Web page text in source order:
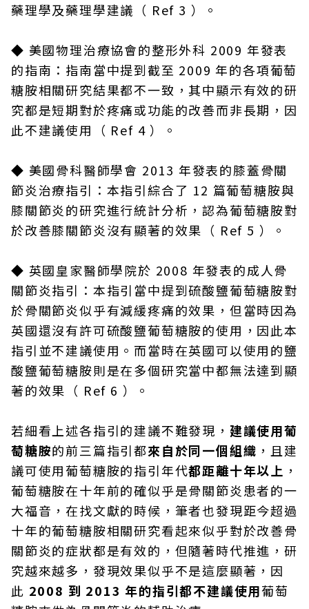
藥理學及藥理學建議（ Ref 3 ）。
◆ 美國物理治療協會的整形外科 2009 年發表
的指南：指南當中提到截至 2009 年的各項葡萄
糖胺相關研究結果都不一致，其中顯示有效的研
究都是短期對於疼痛或功能的改善而非長期，因
此不建議使用（ Ref 4 ）。
◆ 美國骨科醫師學會 2013 年發表的膝蓋骨關
節炎治療指引：本指引綜合了 12 篇葡萄糖胺與
膝關節炎的研究進行統計分析，認為葡萄糖胺對
於改善膝關節炎沒有顯著的效果（ Ref 5 ）。
◆ 英國皇家醫師學院於 2008 年發表的成人骨
關節炎指引：本指引當中提到硫酸鹽葡萄糖胺對
於骨關節炎似乎有減緩疼痛的效果，但當時因為
英國還沒有許可硫酸鹽葡萄糖胺的使用，因此本
指引並不建議使用。而當時在英國可以使用的鹽
酸鹽葡萄糖胺則是在多個研究當中都無法達到顯
著的效果（ Ref 6 ）。
若細看上述各指引的建議不難發現， 建議使用葡
萄糖胺的前三篇指引都來自於同一個組織 ，且建
議可使用葡萄糖胺的指引年代都距離十年以上 ，
葡萄糖胺在十年前的確似乎是骨關節炎患者的一
大福音，在找文獻的時候，筆者也發現距今超過
十年的葡萄糖胺相關研究看起來似乎對於改善骨
關節炎的症狀都是有效的，但隨著時代推進，研
究越來越多，發現效果似乎不是這麼顯著，因
此 2008 到 2013 年的指引都不建議使用葡萄